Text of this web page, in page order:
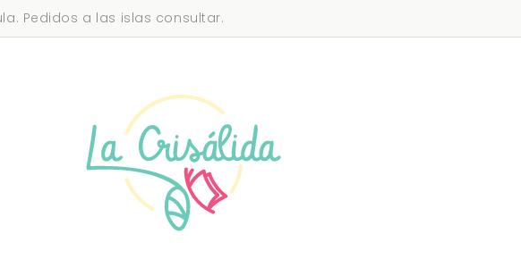
Pedidos a las islas consultar.